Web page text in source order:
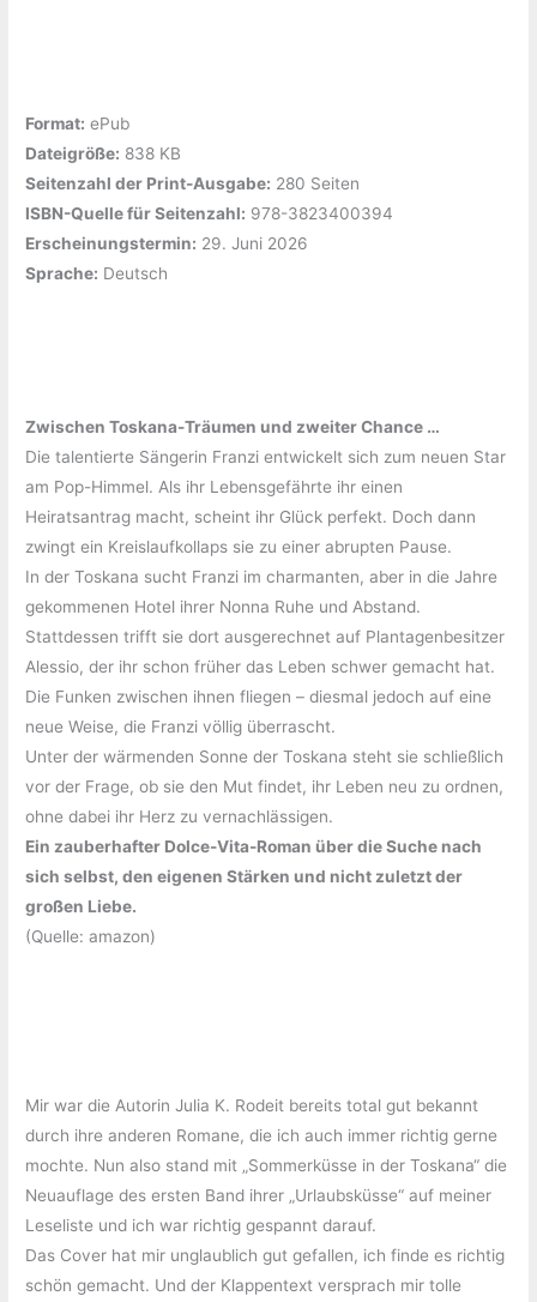
Format: ePub
Dateigröße: ‎838 KB
Seitenzahl der Print-Ausgabe: ‎280 Seiten
ISBN-Quelle für Seitenzahl: 978-3823400394
Erscheinungstermin: ‎29. Juni 2026
Sprache: ‎Deutsch
Zwischen Toskana-Träumen und zweiter Chance …
Die talentierte Sängerin Franzi entwickelt sich zum neuen Star
am Pop-Himmel. Als ihr Lebensgefährte ihr einen
Heiratsantrag macht, scheint ihr Glück perfekt. Doch dann
zwingt ein Kreislaufkollaps sie zu einer abrupten Pause.
In der Toskana sucht Franzi im charmanten, aber in die Jahre
gekommenen Hotel ihrer Nonna Ruhe und Abstand.
Stattdessen trifft sie dort ausgerechnet auf Plantagenbesitzer
Alessio, der ihr schon früher das Leben schwer gemacht hat.
Die Funken zwischen ihnen fliegen – diesmal jedoch auf eine
neue Weise, die Franzi völlig überrascht.
Unter der wärmenden Sonne der Toskana steht sie schließlich
vor der Frage, ob sie den Mut findet, ihr Leben neu zu ordnen,
ohne dabei ihr Herz zu vernachlässigen.
Ein zauberhafter Dolce-Vita-Roman über die Suche nach
sich selbst, den eigenen Stärken und nicht zuletzt der
großen Liebe.
(Quelle: amazon)
Mir war die Autorin Julia K. Rodeit bereits total gut bekannt
durch ihre anderen Romane, die ich auch immer richtig gerne
mochte. Nun also stand mit „Sommerküsse in der Toskana“ die
Neuauflage des ersten Band ihrer „Urlaubsküsse“ auf meiner
Leseliste und ich war richtig gespannt darauf.
Das Cover hat mir unglaublich gut gefallen, ich finde es richtig
schön gemacht. Und der Klappentext versprach mir tolle